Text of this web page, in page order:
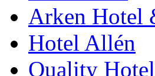
Arken Hotel
Hotel Allén
Quality